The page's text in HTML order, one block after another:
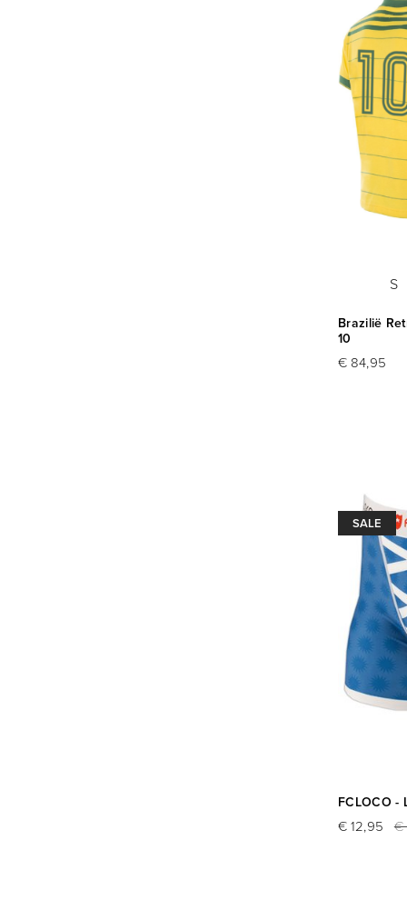
S
Brazilië
10
€ 84,95
SALE
FCLOCO -
€ 12,95 €